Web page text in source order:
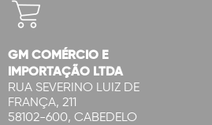
GM COMÉRCIO E
IMPORTAÇÃO LTDA
RUA SEVERINO LUIZ DE
FRANÇA, 211
58102-600, CABEDELO